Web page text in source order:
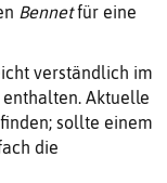
Bennetfür eine
verständlich im
enthalten. Aktuelle
sollte einem
die